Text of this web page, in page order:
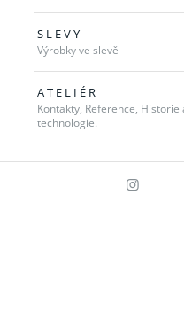
S L E V Y
Výrobky ve slevě
A T E L I É R
Kontakty, Reference, Historie
technologie.